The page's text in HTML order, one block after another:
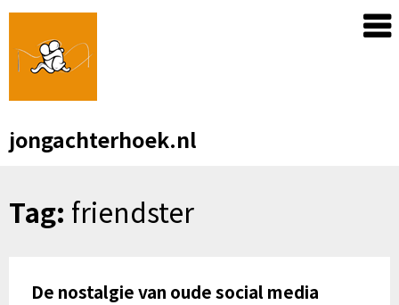
Skip
content
jongachterhoek.nl
Tag: friendster
De nostalgie van oude social media